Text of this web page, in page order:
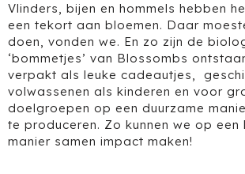
Eten & Drinken
Drinkwaren
Gereedschap & Lampen
Kinderen & Baby's
Pride Month
Voetbal, EK en WK
Valentijnsdag
Jubileum
Belkin
Bellroy
BIC
Black+Blum
Vlinders, bijen en hommels hebben
een tekort aan bloemen. Daar
doen, vonden we. En zo zijn de
‘bommetjes’ van Blossombs
verpakt als leuke cadeautjes,
volwassenen als kinderen en voor
doelgroepen op een duurzame
te produceren. Zo kunnen we op
manier samen impact maken!